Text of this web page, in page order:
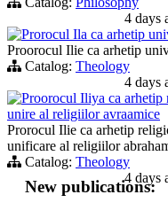
4 days
Prorocul Ila ca arhetip
Proorocul Ilie ca arhetip
Catalog: Theology
4 days
Proorocul Iliya ca arhetip
unire al religiilor avraamice
Prorocul Ilie ca arhetip
unificare al religiilor
Catalog: Theology
4 days
New publications: